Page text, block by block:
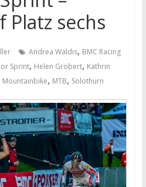
Platz sechs
Andrea Waldis, BMC Racing
Sprint, Helen Grobert, Kathrin
Mountainbike, MTB, Solothurn